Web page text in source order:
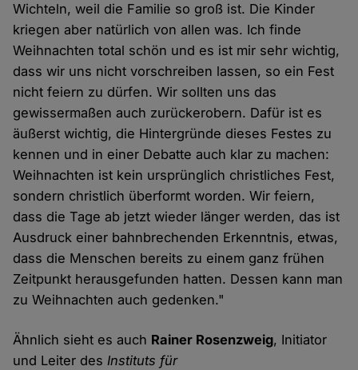
Wichteln, weil die Familie so groß ist. Die Kinder
kriegen aber natürlich von allen was. Ich finde
Weihnachten total schön und es ist mir sehr wichtig,
dass wir uns nicht vorschreiben lassen, so ein Fest
nicht feiern zu dürfen. Wir sollten uns das
gewissermaßen auch zurückerobern. Dafür ist es
äußerst wichtig, die Hintergründe dieses Festes zu
kennen und in einer Debatte auch klar zu machen:
Weihnachten ist kein ursprünglich christliches Fest,
sondern christlich überformt worden. Wir feiern,
dass die Tage ab jetzt wieder länger werden, das ist
Ausdruck einer bahnbrechenden Erkenntnis, etwas,
dass die Menschen bereits zu einem ganz frühen
Zeitpunkt herausgefunden hatten. Dessen kann man
zu Weihnachten auch gedenken."
Ähnlich sieht es auch Rainer Rosenzweig, Initiator
und Leiter desInstituts für